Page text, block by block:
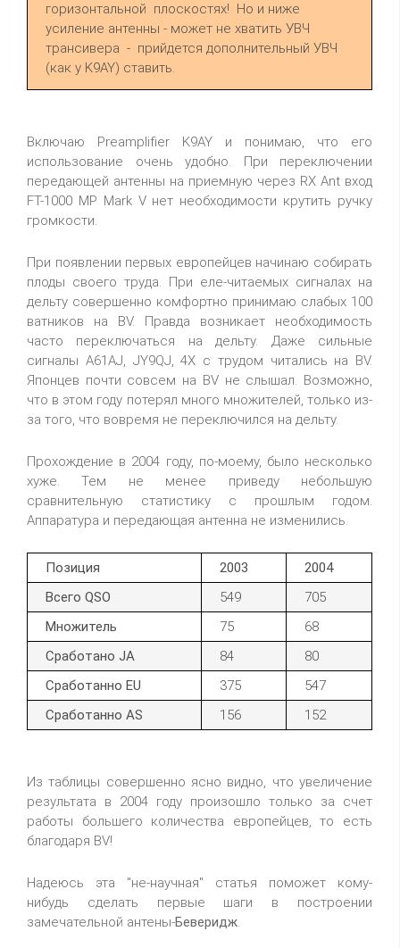
горизонтальной плоскостях! Но и ниже
усиление антенны - может не хватить УВЧ
трансивера - прийдется дополнительный УВЧ
(как у K9AY) ставить.
Включаю Preamplifier K9AY и понимаю, что его
использование очень удобно. При переключении
передающей антенны на приемную через RX Ant вход
FT-1000 MP Mark V нет необходимости крутить ручку
громкости.
При появлении первых европейцев начинаю собирать
плоды своего труда. При еле-читаемых сигналах на
дельту совершенно комфортно принимаю слабых 100
ватников на BV. Правда возникает необходимость
часто переключаться на дельту. Даже сильные
сигналы A61AJ, JY9QJ, 4X с трудом читались на BV.
Японцев почти совсем на BV не слышал. Возможно,
что в этом году потерял много множителей, только из-
за того, что вовремя не переключился на дельту.
Прохождение в 2004 году, по-моему, было несколько
хуже. Тем не менее приведу небольшую
сравнительную статистику с прошлым годом.
Аппаратура и передающая антенна не изменились.
Позиция 2003
2004
Всего QSO
549
705
Множитель
75
68
Сработано JA
84
80
Сработанно EU
375
547
Сработанно AS
156 152
Из таблицы совершенно ясно видно, что увеличение
результата в 2004 году произошло только за счет
работы большего количества европейцев, то есть
благодаря BV!
Надеюсь эта "не-научная" статья поможет кому-
нибудь сделать первые шаги в построении
замечательной антены-Беверидж.